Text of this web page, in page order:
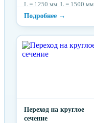
L = 1250 мм, L = 1500 мм.
Переход на круглое
сечение